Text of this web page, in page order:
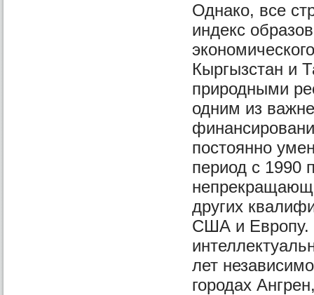
Однако, все
индекс
Кыргызстан и
природными
одним из
постоянно
период с 1990
других
США и Европу.
лет
городах